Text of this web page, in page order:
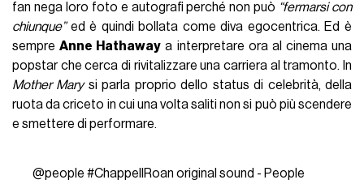
fan nega loro foto e autografi perché non può “fermarsi con
chiunque”ed è quindi bollata come diva egocentrica. Ed è
sempreAnne Hathaway a interpretare ora al cinema una
popstar che cerca di rivitalizzare una carriera al tramonto. In
Mother Marysi parla proprio dello status di celebrità, della
ruota da criceto in cui una volta saliti non si può più scendere
e smettere di performare.
@people #ChappellRoan original sound - People